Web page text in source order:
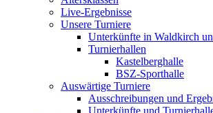
Live-Ergebnisse
Unsere Turniere
Unterkünfte in Waldkirch
Turnierhallen
Kastelberghalle
BSZ-Sporthalle
Auswärtige Turniere
Ausschreibungen und
Unterkünfte und